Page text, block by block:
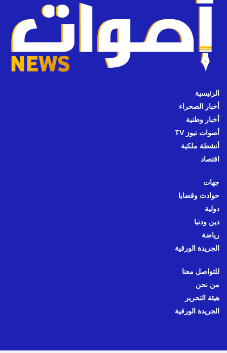
الرئيسية
أخبار الصحراء
أخبار وطنية
أصوات نيوز TV
أنشطة ملكية
اقتصاد
جهات
حوادث وقضايا
دولية
دين ودنيا
رياضة
الجريدة الورقية
للتواصل معنا
من نحن
هيئة التحرير
الجريدة الورقية